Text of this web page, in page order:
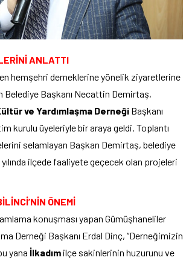
ANLATTI
hemşehri derneklerine yönelik ziyaretlerine
Belediye Başkanı Necattin Demirtaş,
ve Yardımlaşma Derneği Başkanı
kurulu üyeleriyle bir araya geldi. Toplantı
selamlayan Başkan Demirtaş, belediye
yılında ilçede faaliyete geçecek olan projeleri
ÖNEMİ
konuşması yapan Gümüşhaneliler
Derneği Başkanı Erdal Dinç, “Derneğimizin
yana İlkadım ilçe sakinlerinin huzurunu ve